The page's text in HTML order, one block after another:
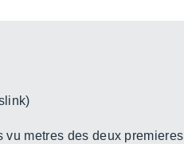
metres des deux premieres